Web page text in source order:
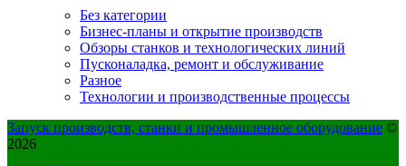
Без категории
Бизнес-планы и открытие производств
Обзоры станков и технологических линий
Пусконаладка, ремонт и обслуживание
Разное
Технологии и производственные процессы
Запуск производств, станки и промышленное оборудование ©
2026